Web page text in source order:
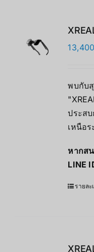
พบกับ
ประส
เหนือ
หากส
LINE
รายละ